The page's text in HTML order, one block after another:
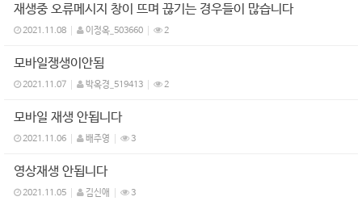
재생중 오류메시지 창이 뜨며 끊기는 경우들이 많습니다
2021.11.08 이정옥_503660 2
모바일쟁생이안됨
2021.11.07 박옥경_519413 2
모바일 재생 안됩니다
2021.11.06 배주영 3
영상재생 안됩니다
2021.11.05 김신애 3